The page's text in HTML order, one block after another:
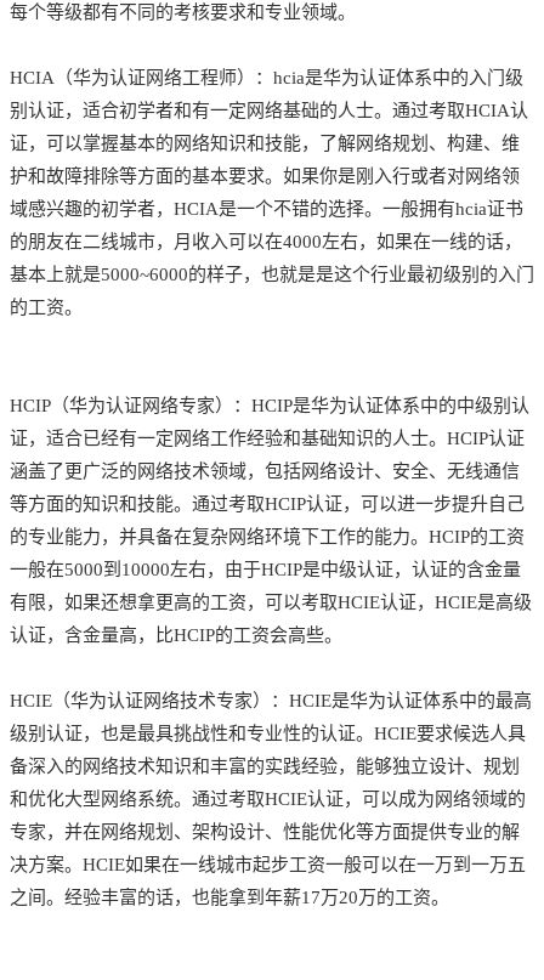
每个等级都有不同的考核要求和专业领域。
HCIA（华为认证网络工程师）：hcia是华为认证体系中的入门级
别认证，适合初学者和有一定网络基础的人士。通过考取HCIA认
证，可以掌握基本的网络知识和技能，了解网络规划、构建、维
护和故障排除等方面的基本要求。如果你是刚入行或者对网络领
域感兴趣的初学者，HCIA是一个不错的选择。一般拥有hcia证书
的朋友在二线城市，月收入可以在4000左右，如果在一线的话，
基本上就是5000~6000的样子，也就是是这个行业最初级别的入门
的工资。
HCIP（华为认证网络专家）：HCIP是华为认证体系中的中级别认
证，适合已经有一定网络工作经验和基础知识的人士。HCIP认证
涵盖了更广泛的网络技术领域，包括网络设计、安全、无线通信
等方面的知识和技能。通过考取HCIP认证，可以进一步提升自己
的专业能力，并具备在复杂网络环境下工作的能力。HCIP的工资
一般在5000到10000左右，由于HCIP是中级认证，认证的含金量
有限，如果还想拿更高的工资，可以考取HCIE认证，HCIE是高级
认证，含金量高，比HCIP的工资会高些。
HCIE（华为认证网络技术专家）：HCIE是华为认证体系中的最高
级别认证，也是最具挑战性和专业性的认证。HCIE要求候选人具
备深入的网络技术知识和丰富的实践经验，能够独立设计、规划
和优化大型网络系统。通过考取HCIE认证，可以成为网络领域的
专家，并在网络规划、架构设计、性能优化等方面提供专业的解
决方案。HCIE如果在一线城市起步工资一般可以在一万到一万五
之间。经验丰富的话，也能拿到年薪17万20万的工资。